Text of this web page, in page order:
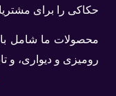
حکاکی را برای
محصولات ما شامل
رومیزی و دیواری، و